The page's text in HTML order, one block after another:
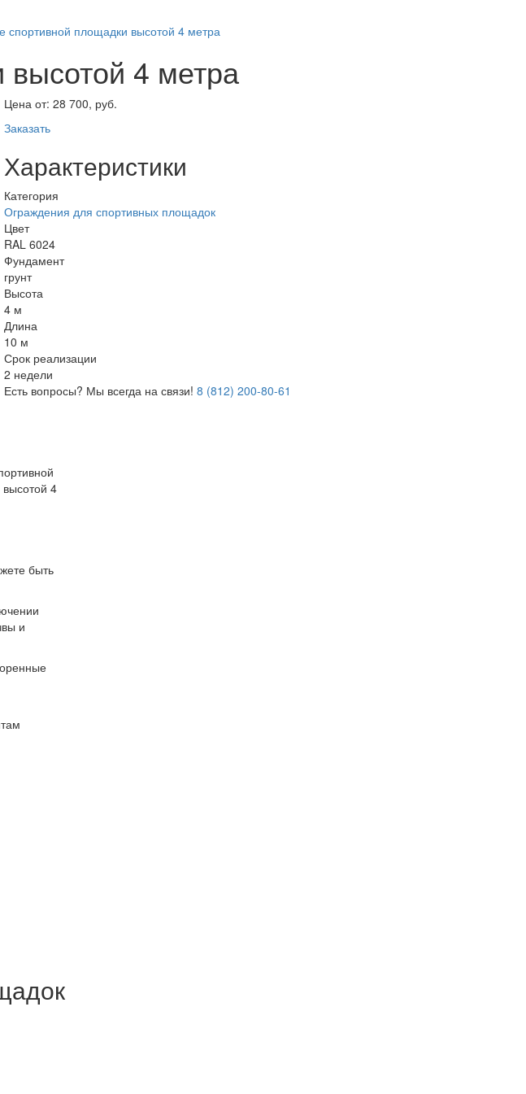
спортивной площадки высотой 4 метра
4 метра
Цена от: 28 700, руб.
Заказать
Характеристики
Категория
Ограждения для спортивных площадок
Цвет
RAL 6024
Фундамент
грунт
Высота
4 м
Длина
10 м
Срок реализации
2 недели
Есть вопросы? Мы всегда на связи! 8 (812) 200-80-61
4
быть
и